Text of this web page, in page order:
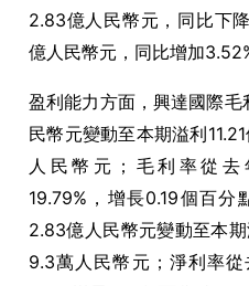
2.83億人民幣元，同比下
億人民幣元，同比增加
盈利能力方面，興達國際
民幣元變動至本期溢利
人民幣元；毛利率從去
19.79%，增長0.19個百
2.83億人民幣元變動至本
9.3萬人民幣元；淨利率